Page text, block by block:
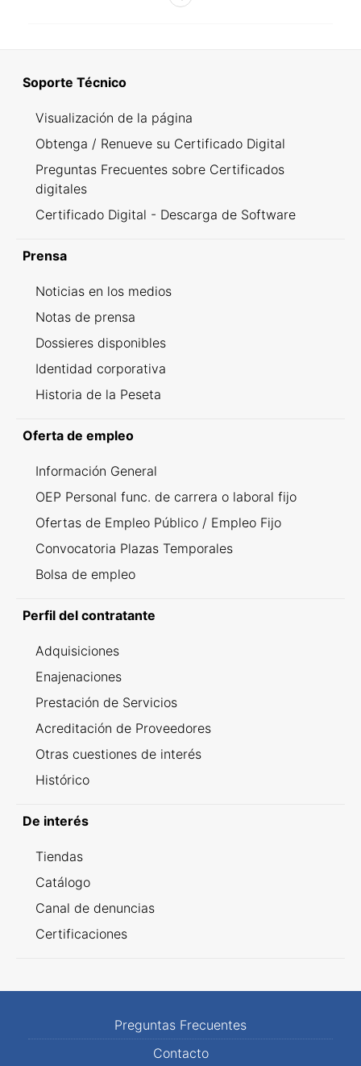
Soporte Técnico
Visualización de la página
Obtenga / Renueve su Certificado Digital
Preguntas Frecuentes sobre Certificados
digitales
Certificado Digital - Descarga de Software
Prensa
Noticias en los medios
Notas de prensa
Dossieres disponibles
Identidad corporativa
Historia de la Peseta
Oferta de empleo
Información General
OEP Personal func. de carrera o laboral fijo
Ofertas de Empleo Público / Empleo Fijo
Convocatoria Plazas Temporales
Bolsa de empleo
Perfil del contratante
Adquisiciones
Enajenaciones
Prestación de Servicios
Acreditación de Proveedores
Otras cuestiones de interés
Histórico
De interés
Tiendas
Catálogo
Canal de denuncias
Certificaciones
Preguntas Frecuentes
Contacto